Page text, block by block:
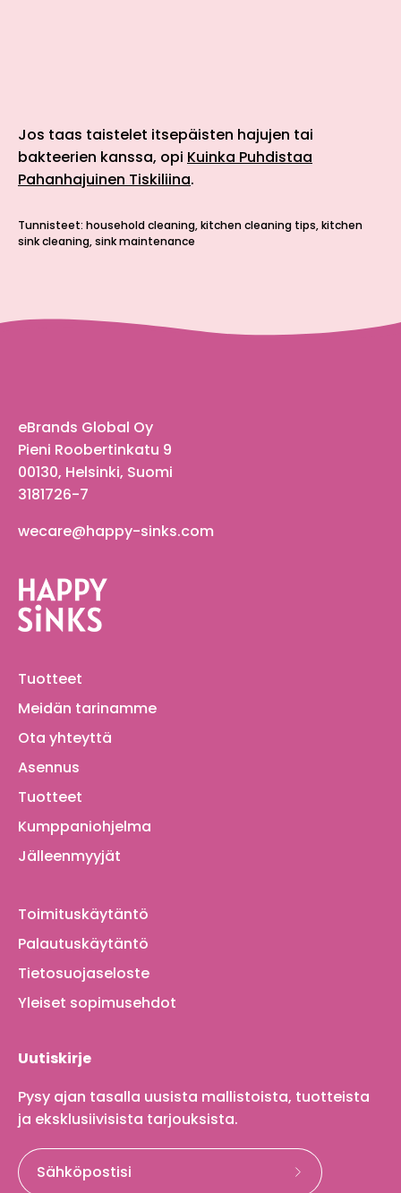
Jos taas taistelet itsepäisten hajujen tai
bakteerien kanssa, opi Kuinka Puhdistaa
Pahanhajuinen Tiskiliina.
Tunnisteet: household cleaning kitchen cleaning tips kitchen
sink cleaning sink maintenance
eBrands Global Oy
Pieni Roobertinkatu 9
00130, Helsinki, Suomi
3181726-7
wecare@happy-sinks.com
Tuotteet
Meidän tarinamme
Ota yhteyttä
Asennus
Tuotteet
Kumppaniohjelma
Jälleenmyyjät
Toimituskäytäntö
Palautuskäytäntö
Tietosuojaseloste
Yleiset sopimusehdot
Uutiskirje
Pysy ajan tasalla uusista mallistoista, tuotteista
ja eksklusiivisista tarjouksista.
Tilaa